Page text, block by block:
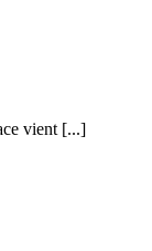
vient [...]